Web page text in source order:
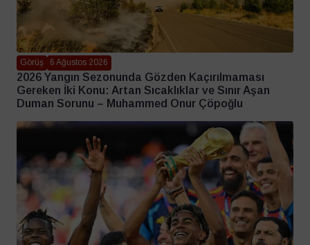
Görüş 6 Ağustos 2026
2026 Yangın Sezonunda Gözden Kaçırılmaması
Gereken İki Konu: Artan Sıcaklıklar ve Sınır Aşan
Duman Sorunu – Muhammed Onur Çöpoğlu